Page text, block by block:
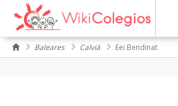
Baleares Calvià Eei Bendinat